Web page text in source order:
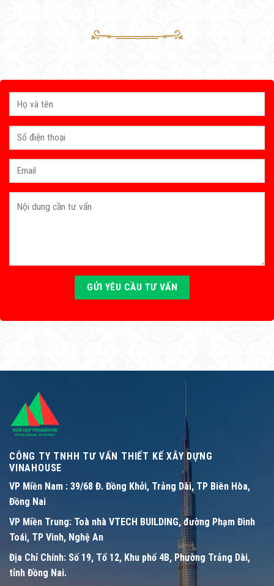
CÔNG TY TNHH TƯ VẤN THIẾT KẾ XÂY DỰNG
VINAHOUSE
VP Miền Nam : 39/68 Đ. Đồng Khởi, Trảng Dài, TP Biên Hòa,
Đồng Nai
VP Miền Trung: Toà nhà VTECH BUILDING, đường Phạm Đình
Toái, TP Vinh, Nghệ An
Địa Chỉ Chính: Số 19, Tổ 12, Khu phố 4B, Phường Trảng Dài,
tỉnh Đồng Nai.